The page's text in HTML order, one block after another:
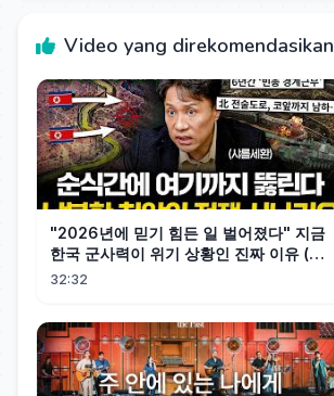
Video yang direkomendasikan
"2026년에 믿기 힘든 일 벌어졌다" 지금
한국 군사력이 위기 상황인 진짜 이유 (샤
를세환 1부)
32:32